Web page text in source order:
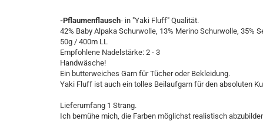
-Pflaumenflausch- in "Yaki Fluff" Qualität.
42% Baby Alpaka Schurwolle, 13% Merino Schurwolle, 35%
50g / 400m LL
Empfohlene Nadelstärke: 2 - 3
Handwäsche!
Ein butterweiches Garn für Tücher oder Bekleidung.
Yaki Fluff ist auch ein tolles Beilaufgarn für den absoluten
Lieferumfang 1 Strang.
Ich bemühe mich, die Farben möglichst realistisch